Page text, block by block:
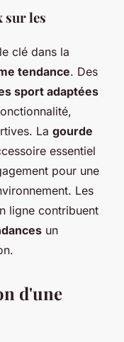
sur les
clé dans la
tendance. Des
sport adaptées
La gourde
essentiel
pour une
Les
ligne contribuent
un
d'une